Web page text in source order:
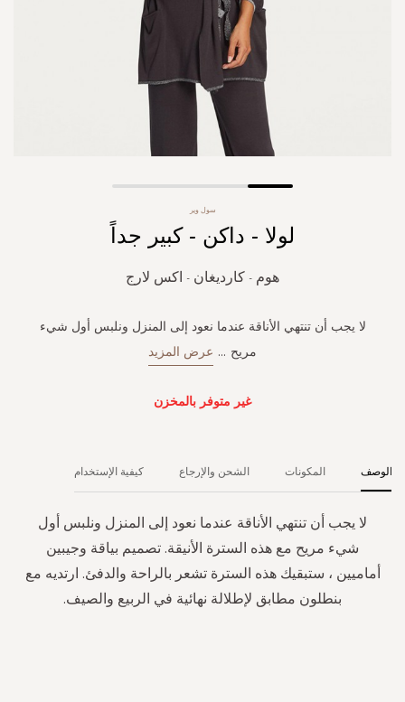
gallery
سول وير
لولا - داكن - كبير جداً
هوم - كارديغان - اكس لارج
لا يجب أن تنتهي الأناقة عندما نعود إلى المنزل ونلبس أول شيء
مريح ... عرض المزيد
غير متوفر بالمخزن
الوصف
لا يجب أن تنتهي الأناقة عندما نعود إلى المنزل ونلبس أول
شيء مريح مع هذه السترة الأنيقة. تصميم بياقة وجيبين
أماميين ، ستبقيك هذه السترة تشعر بالراحة والدفئ. ارتديه مع
بنطلون مطابق لإطلالة نهائية في الربيع والصيف.
المكونات الشحن والإرجاع كيفية الإستخدام